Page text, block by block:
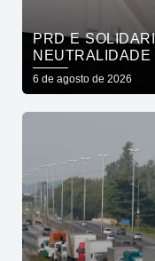
PRD E
6 de agosto de 2026